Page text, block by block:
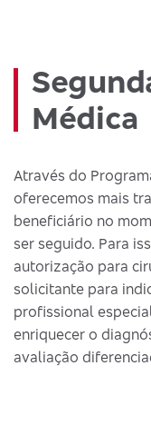
Médica
Através do
oferecemos mais
beneficiário no
ser seguido. Para
autorização para
solicitante para
profissional
enriquecer o
avaliação